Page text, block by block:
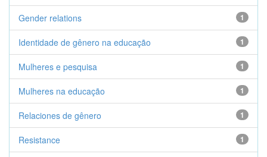
1
Gender relations
1
Identidade de gênero na educação
1
Mulheres e pesquisa
1
Mulheres na educação
1
Relaciones de gênero
1
Resistance